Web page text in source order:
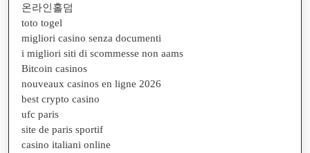
온라인홀덤
toto togel
migliori casino senza documenti
i migliori siti di scommesse non aams
Bitcoin casinos
nouveaux casinos en ligne 2026
best crypto casino
ufc paris
site de paris sportif
casino italiani online